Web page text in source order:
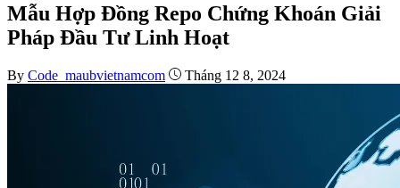
Mẫu Hợp Đồng Repo Chứng Khoán Giải
Pháp Đầu Tư Linh Hoạt
By Code_maubvietnamcom Tháng 12 8, 2024